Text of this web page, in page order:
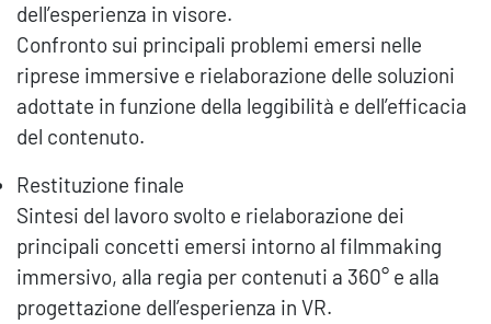
dell’esperienza in visore.
Confronto sui principali problemi emersi nelle
riprese immersive e rielaborazione delle soluzioni
adottate in funzione della leggibilità e dell’efficacia
del contenuto.
Restituzione finale
Sintesi del lavoro svolto e rielaborazione dei
principali concetti emersi intorno al filmmaking
immersivo, alla regia per contenuti a 360° e alla
progettazione dell’esperienza in VR.